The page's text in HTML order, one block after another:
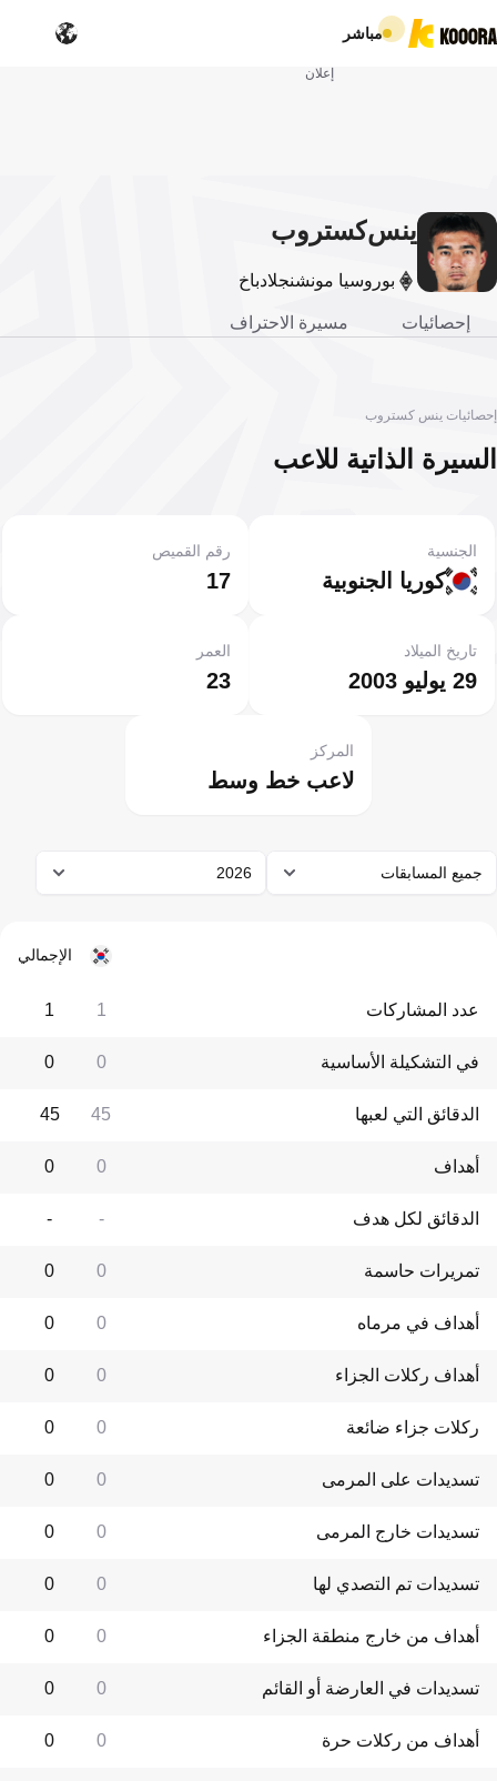
مباشر
إعلان
ينسكستروب
بوروسيا مونشنجلادباخ
إحصائيات مسيرة الاحتراف
إحصائيات ينس كستروب
السيرة الذاتية للاعب
كوريا الجنوبية
الجنسية
17
رقم القميص
29 يوليو 2003
تاريخ الميلاد
23
العمر
لاعب خط وسط
المركز
جميع المسابقات 2026
الإجمالي
عدد المشاركات 1
1
في التشكيلة الأساسية 0
0
الدقائق التي لعبها 45
45
أهداف 0
0
الدقائق لكل هدف -
-
تمريرات حاسمة 0
0
أهداف في مرماه 0
0
أهداف ركلات الجزاء 0
0
ركلات جزاء ضائعة 0
0
تسديدات على المرمى 0
0
تسديدات خارج المرمى 0
0
تسديدات تم التصدي لها 0
0
أهداف من خارج منطقة الجزاء 0
0
تسديدات في العارضة أو القائم 0
0
أهداف من ركلات حرة 0
0